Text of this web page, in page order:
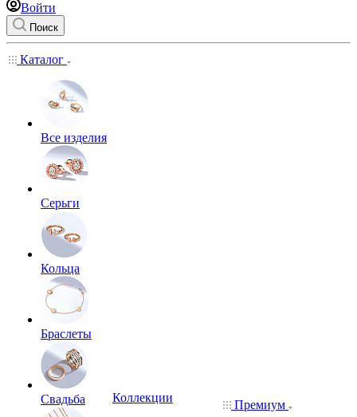
Войти
Поиск
Каталог
Все изделия
Серьги
Кольца
Браслеты
Свадьба
Коллекции
Премиум